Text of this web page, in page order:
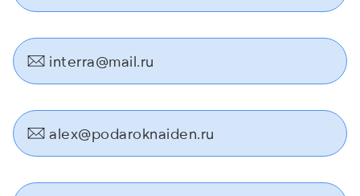
interra@mail.ru
alex@podaroknaiden.ru